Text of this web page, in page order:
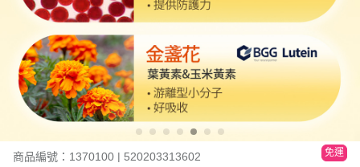
商品編號：1370100 | 520203313602 免運